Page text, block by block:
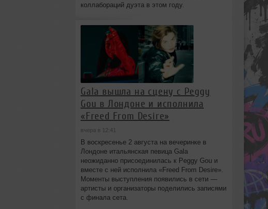
коллабораций дуэта в этом году.
Gala вышла на сцену с Peggy
Gou в Лондоне и исполнила
«Freed From Desire»
вчера в 12:41
В воскресенье 2 августа на вечеринке в
Лондоне итальянская певица Gala
неожиданно присоединилась к Peggy Gou и
вместе с ней исполнила «Freed From Desire».
Моменты выступления появились в сети —
артисты и организаторы поделились записями
с финала сета.